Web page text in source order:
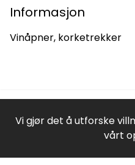
Informasjon
Vinåpner, korketrekker
Vi gjør det å utforske
vårt